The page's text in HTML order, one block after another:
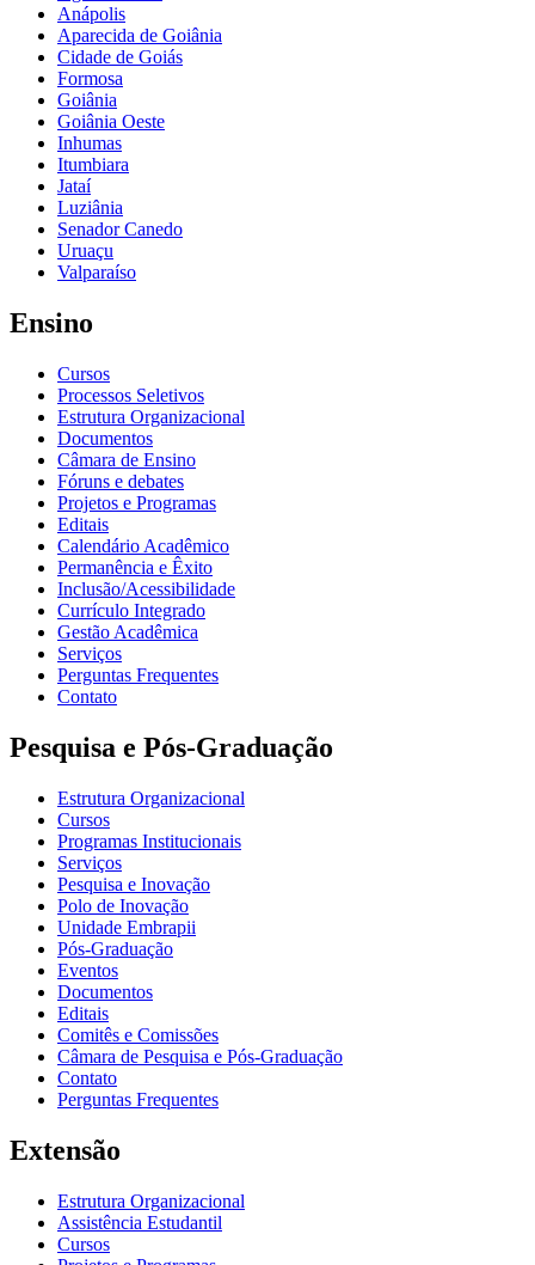
Anápolis
Aparecida de Goiânia
Cidade de Goiás
Formosa
Goiânia
Goiânia Oeste
Inhumas
Itumbiara
Jataí
Luziânia
Senador Canedo
Uruaçu
Valparaíso
Ensino
Cursos
Processos Seletivos
Estrutura Organizacional
Documentos
Câmara de Ensino
Fóruns e debates
Projetos e Programas
Editais
Calendário Acadêmico
Permanência e Êxito
Inclusão/Acessibilidade
Currículo Integrado
Gestão Acadêmica
Serviços
Perguntas Frequentes
Contato
Pesquisa e Pós-Graduação
Estrutura Organizacional
Cursos
Programas Institucionais
Serviços
Pesquisa e Inovação
Polo de Inovação
Unidade Embrapii
Pós-Graduação
Eventos
Documentos
Editais
Comitês e Comissões
Câmara de Pesquisa e Pós-Graduação
Contato
Perguntas Frequentes
Extensão
Estrutura Organizacional
Assistência Estudantil
Cursos